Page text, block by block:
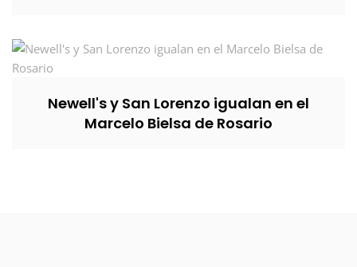
Newell's y San Lorenzo igualan en el
Marcelo Bielsa de Rosario